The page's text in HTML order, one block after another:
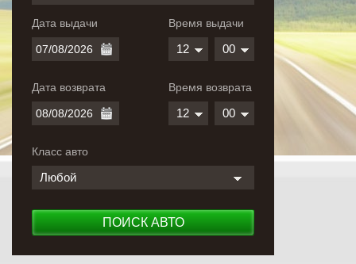
Дата выдачи
Дата возврата
Время выдачи
12 00
Время возврата
12 00
Класс авто
Любой
ПОИСК АВТО